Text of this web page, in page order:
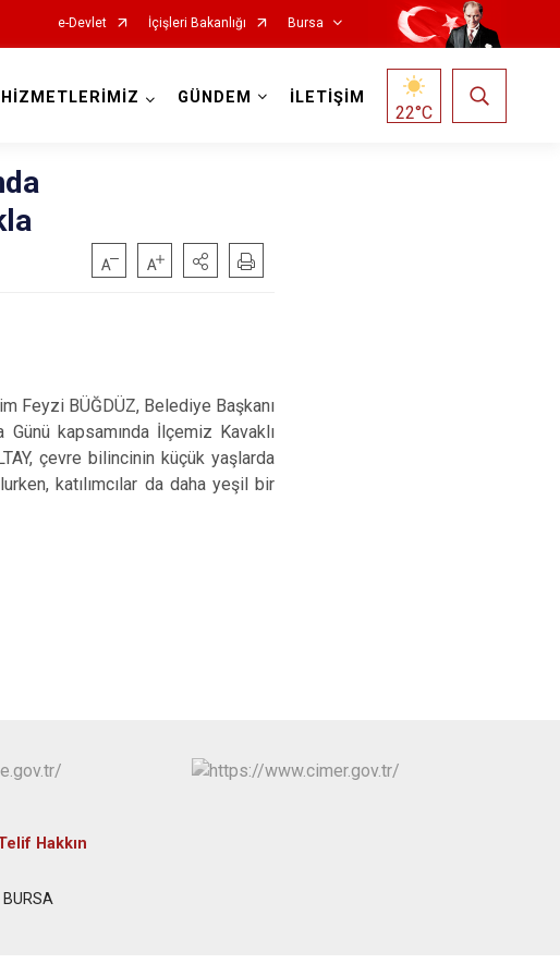
e-Devlet İçişleri Bakanlığı Bursa
Orhaneli
Orhangazi
Osmangazi
HİZMETLERİMİZ GÜNDEM İLETİŞİM
22°C
Feyzi BÜĞDÜZ, Belediye Başkanı
kapsamında İlçemiz Kavaklı
çevre bilincinin küçük yaşlarda
katılımcılar da daha yeşil bir
Hakkın